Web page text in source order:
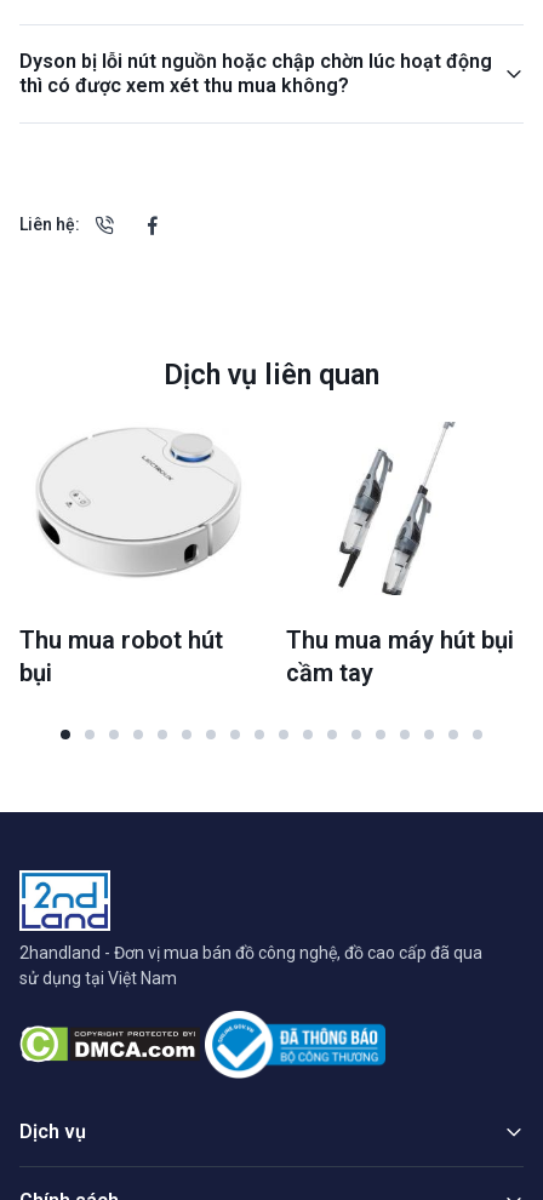
Dyson bị lỗi nút nguồn hoặc chập chờn lúc hoạt động
thì có được xem xét thu mua không?
Liên hệ:
Dịch vụ liên quan
Thu mua robot hút
bụi
Thu mua máy hút bụi
cầm tay
2handland - Đơn vị mua bán đồ công nghệ, đồ cao cấp đã qua
sử dụng tại Việt Nam
Dịch vụ